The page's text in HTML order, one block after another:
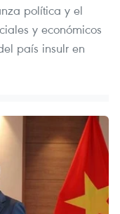
política y el
y económicos
país insulr en